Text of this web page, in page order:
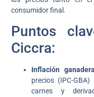
consumidor final.
Puntos
Ciccra:
Inflación
precios (IPC-
carnes y